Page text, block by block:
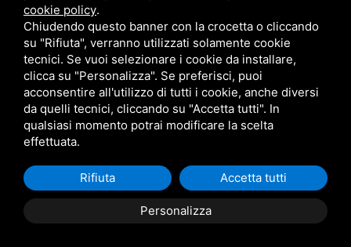
IPhone TIM Business
Samsung TIM Business
Offerte TIM Business
Offerte TIM Business Fisso
Offerte TIM Business MOBILE
Offerte TIM Unica Business
Servizio Denat TIM Business
TIM BUSINESS 5G
cookie policy.
Chiudendo questo banner con la crocetta o cliccando
su "Rifiuta", verranno utilizzati solamente cookie
tecnici. Se vuoi selezionare i cookie da installare,
clicca su "Personalizza". Se preferisci, puoi
acconsentire all'utilizzo di tutti i cookie, anche diversi
da quelli tecnici, cliccando su "Accetta tutti". In
qualsiasi momento potrai modificare la scelta
effettuata.
Personalizza
Rifiuta Accetta tutti